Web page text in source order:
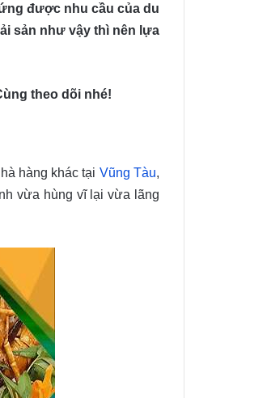
được nhu cầu của du
sản như vậy thì nên lựa
theo dõi nhé!
hàng khác tại Vũng Tàu,
vừa hùng vĩ lại vừa lãng